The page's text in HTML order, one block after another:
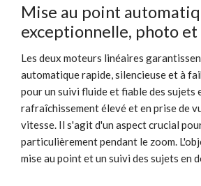
Mise au point
exceptionnelle, photo
Les deux moteurs linéaires
automatique rapide, silencieuse et à
pour un suivi fluide et fiable des sujets
rafraîchissement élevé et en prise de
vitesse. Il s'agit d'un aspect crucial
particulièrement pendant le zoom.
mise au point et un suivi des sujets en